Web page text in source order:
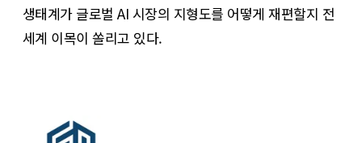
생태계가 글로벌 AI 시장의 지형도를 어떻게 재편할지 전
세계 이목이 쏠리고 있다.